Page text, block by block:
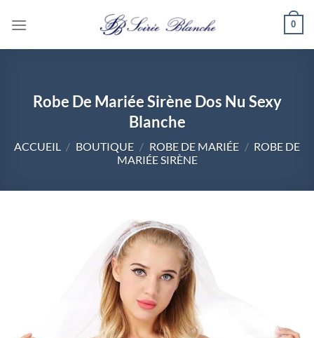
0
Robe De Mariée Sirène Dos Nu Sexy
Blanche
ACCUEIL / BOUTIQUE / ROBE DE MARIÉE / ROBE DE
MARIÉE SIRÈNE